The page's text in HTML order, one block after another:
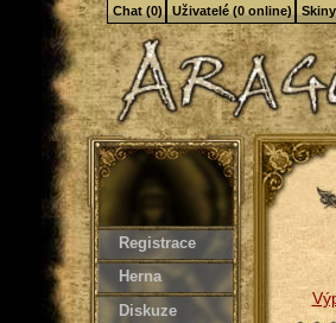
Registrace
Herna
Diskuze
Chat (0) Uživatelé (0 online) Skiny